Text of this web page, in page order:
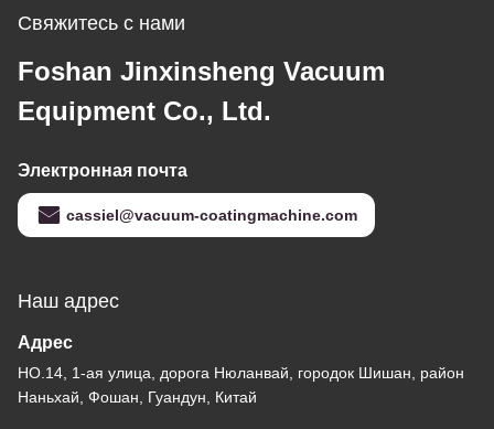
Свяжитесь с нами
Foshan Jinxinsheng Vacuum
Equipment Co., Ltd.
Электронная почта
cassiel@vacuum-coatingmachine.com
Наш адрес
Адрес
НО.14, 1-ая улица, дорога Нюланвай, городок Шишан, район
Наньхай, Фошан, Гуандун, Китай